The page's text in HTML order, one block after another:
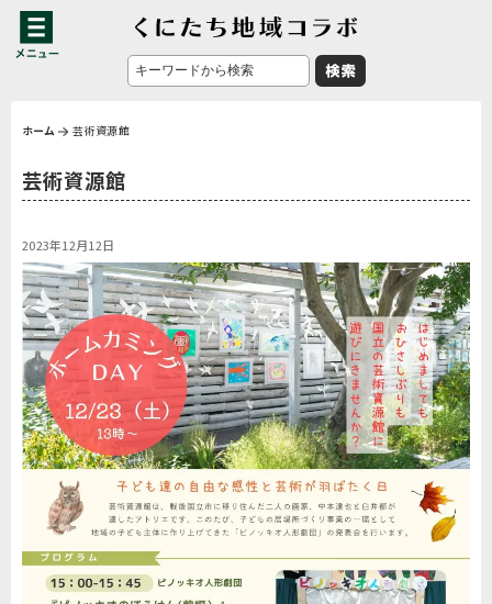
ホーム 芸術資源館
芸術資源館
2023年12月12日